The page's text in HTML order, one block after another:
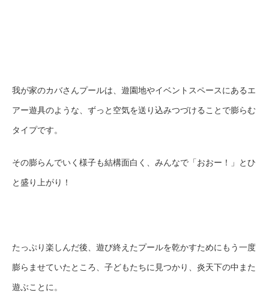
我が家のカバさんプールは、遊園地やイベントスペースにあるエ
アー遊具のような、ずっと空気を送り込みつづけることで膨らむ
タイプです。
その膨らんでいく様子も結構面白く、みんなで「おおー！」とひ
と盛り上がり！
たっぷり楽しんだ後、遊び終えたプールを乾かすためにもう一度
膨らませていたところ、子どもたちに見つかり、炎天下の中また
遊ぶことに。